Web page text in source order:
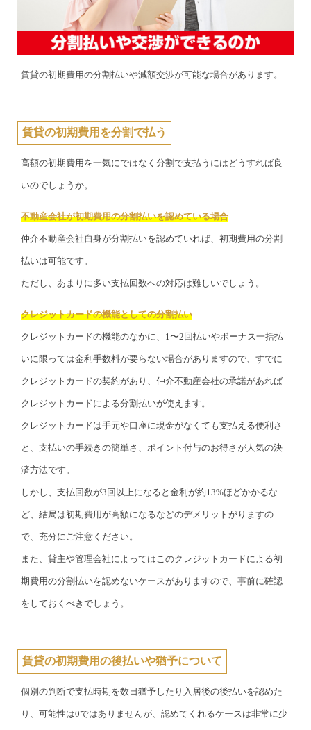
賃貸の初期費用の分割払いや減額交渉が可能な場合があります。
賃貸の初期費用を分割で払う
高額の初期費用を一気にではなく分割で支払うにはどうすれば良
いのでしょうか。
不動産会社が初期費用の分割払いを認めている場合
仲介不動産会社自身が分割払いを認めていれば、初期費用の分割
払いは可能です。
ただし、あまりに多い支払回数への対応は難しいでしょう。
クレジットカードの機能としての分割払い
クレジットカードの機能のなかに、1〜2回払いやボーナス一括払
いに限っては金利手数料が要らない場合がありますので、すでに
クレジットカードの契約があり、仲介不動産会社の承諾があれば
クレジットカードによる分割払いが使えます。
クレジットカードは手元や口座に現金がなくても支払える便利さ
と、支払いの手続きの簡単さ、ポイント付与のお得さが人気の決
済方法です。
しかし、支払回数が3回以上になると金利が約13%ほどかかるな
ど、結局は初期費用が高額になるなどのデメリットがりますの
で、充分にご注意ください。
また、貸主や管理会社によってはこのクレジットカードによる初
期費用の分割払いを認めないケースがありますので、事前に確認
をしておくべきでしょう。
賃貸の初期費用の後払いや猶予について
個別の判断で支払時期を数日猶予したり入居後の後払いを認めた
り、可能性は0ではありませんが、認めてくれるケースは非常に少